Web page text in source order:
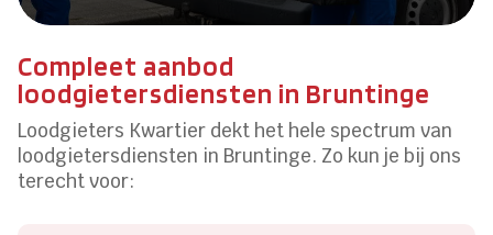
Compleet aanbod
loodgietersdiensten in Bruntinge
Loodgieters Kwartier dekt het hele spectrum van
loodgietersdiensten in Bruntinge. Zo kun je bij ons
terecht voor: